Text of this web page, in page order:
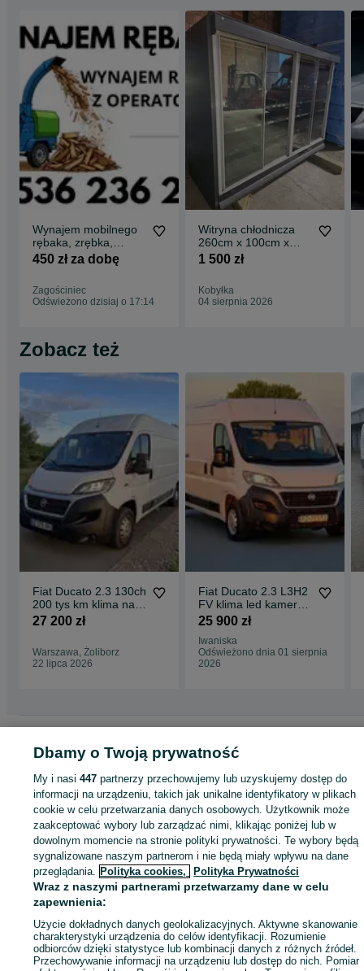
Wynajem mobilnego
rębaka, zrębka,
czyszczenie działki
450 zł za dobę
Zagościniec
Odświeżono dzisiaj o 17:14
Witryna chłodnicza
260cm x 100cm x
200cm
1 500 zł
Kobyłka
04 sierpnia 2026
Zobacz też
Fiat Ducato 2.3 130ch
200 tys km klima navi
kamera bez korozji
27 200 zł
Warszawa, Żoliborz
22 lipca 2026
Fiat Ducato 2.3 L3H2
FV klima led kamera
cofania świetny stan
25 900 zł
Iwaniska
Odświeżono dnia 01 sierpnia
2026
Mazowieckie
Furgon (blaszak) - Zagościniec
KATEGORIA
ID:1064593470 Wyświetlenia:
Zadzwoń / SMS Wyślij wiadomość
Dbamy o Twoją prywatność
My i nasi447 partnerzy przechowujemy lub uzyskujemy dostęp do
informacji na urządzeniu, takich jak unikalne identyfikatory w plikach
cookie w celu przetwarzania danych osobowych. Użytkownik może
zaakceptować wybory lub zarządzać nimi, klikając poniżej lub w
dowolnym momencie na stronie polityki prywatności. Te wybory będą
sygnalizowane naszym partnerom i nie będą miały wpływu na dane
przeglądania. Polityka cookies, Polityka Prywatności
Wraz z naszymi partnerami przetwarzamy dane w celu
zapewnienia:
Użycie dokładnych danych geolokalizacyjnych. Aktywne skanowanie
charakterystyki urządzenia do celów identyfikacji. Rozumienie
odbiorców dzięki statystyce lub kombinacji danych z różnych źródeł.
Przechowywanie informacji na urządzeniu lub dostęp do nich. Pomiar